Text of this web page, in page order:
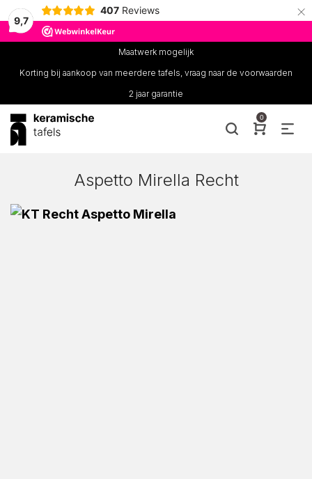
9,7
407 Reviews ×
Maatwerk mogelijk
Korting bij aankoop van meerdere tafels, vraag naar de voorwaarden
2 jaar garantie
0
Aspetto Mirella Recht